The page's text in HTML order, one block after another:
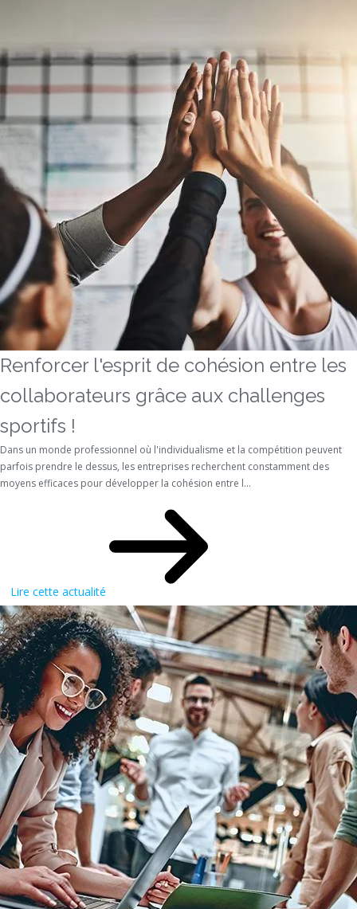
Renforcer l'esprit de cohésion entre les
collaborateurs grâce aux challenges
sportifs !
Dans un monde professionnel où l'individualisme et la compétition peuvent
parfois prendre le dessus, les entreprises recherchent constamment des
moyens efficaces pour développer la cohésion entre l...
Lire cette actualité